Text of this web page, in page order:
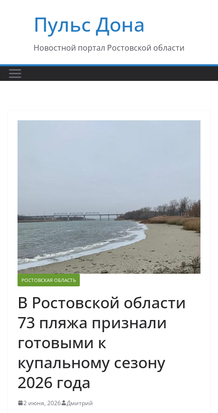
содержимомуПульс Дона
Новостной портал Ростовской области
РОСТОВСКАЯ ОБЛАСТЬ
В Ростовской области
73 пляжа признали
готовыми к
купальному сезону
2026 года
2 июня, 2026 Дмитрий